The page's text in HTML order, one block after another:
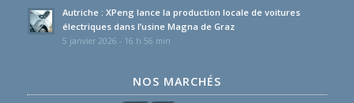
Autriche : XPeng lance la production locale de voitures
électriques dans l’usine Magna de Graz
5 janvier 2026 - 16 h 56 min
NOS MARCHÉS